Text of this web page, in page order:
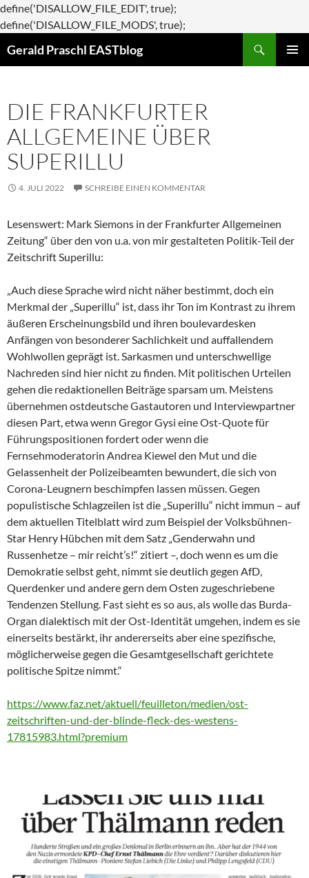
define('DISALLOW_FILE_EDIT', true);
define('DISALLOW_FILE_MODS', true);
Gerald Praschl EASTblog
DIE FRANKFURTER
ALLGEMEINE ÜBER
SUPERILLU
4. JULI 2022 SCHREIBE EINEN KOMMENTAR
Lesenswert: Mark Siemons in der Frankfurter Allgemeinen
Zeitung“ über den von u.a. von mir gestalteten Politik-Teil der
Zeitschrift Superillu:
„Auch diese Sprache wird nicht näher bestimmt, doch ein
Merkmal der „Superillu“ ist, dass ihr Ton im Kontrast zu ihrem
äußeren Erscheinungsbild und ihren boulevardesken
Anfängen von besonderer Sachlichkeit und auffallendem
Wohlwollen geprägt ist. Sarkasmen und unterschwellige
Nachreden sind hier nicht zu finden. Mit politischen Urteilen
gehen die redaktionellen Beiträge sparsam um. Meistens
übernehmen ostdeutsche Gastautoren und Interviewpartner
diesen Part, etwa wenn Gregor Gysi eine Ost-Quote für
Führungspositionen fordert oder wenn die
Fernsehmoderatorin An­drea Kiewel den Mut und die
Gelassenheit der Polizeibeamten bewundert, die sich von
Corona-Leugnern beschimpfen lassen müssen. Gegen
populistische Schlagzeilen ist die „Superillu“ nicht immun – auf
dem aktuellen Titelblatt wird zum Beispiel der Volksbühnen-
Star Henry Hübchen mit dem Satz „Genderwahn und
Russenhetze – mir reicht’s!“ zitiert –, doch wenn es um die
Demokratie selbst geht, nimmt sie deutlich gegen AfD,
Querdenker und andere gern dem Osten zugeschriebene
Tendenzen Stellung. Fast sieht es so aus, als wolle das Burda-
Organ dialektisch mit der Ost-Identität umgehen, indem es sie
einerseits bestärkt, ihr andererseits aber eine spezifische,
möglicherweise gegen die Gesamtgesellschaft gerichtete
politische Spitze nimmt.“
https://www.faz.net/aktuell/feuilleton/medien/ost-
zeitschriften-und-der-blinde-fleck-des-westens-
17815983.html?premium